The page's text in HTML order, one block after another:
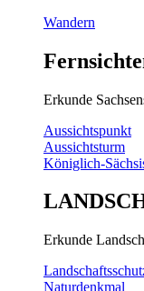
Wandern
Erkunde
Aussichtspunkt
Aussichtsturm
Königlich-
Erkunde
Naturdenkmal